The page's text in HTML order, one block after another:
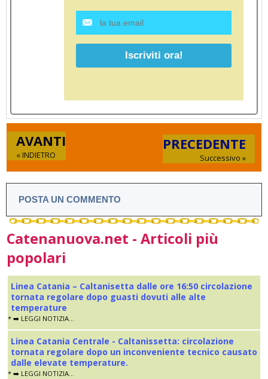
AVANTI
« INDIETRO
PRECEDENTE
Successivo »
POSTA UN COMMENTO
Catenanuova.net - Articoli più
popolari
Linea Catania – Caltanisetta dalle ore 16:50 circolazione
tornata regolare dopo guasti dovuti alle alte
temperature
* ➡️ LEGGI NOTIZIA...
Linea Catania Centrale - Caltanissetta: circolazione
tornata regolare dopo un inconveniente tecnico causato
dalle elevate temperature.
* ➡️ LEGGI NOTIZIA...